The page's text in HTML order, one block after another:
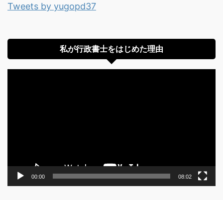
Tweets by yugopd37
私が行政書士をはじめた理由
00:00 08:02